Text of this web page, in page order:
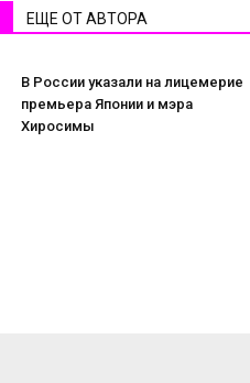
ЕЩЕ ОТ АВТОРА
В России указали на лицемерие
премьера Японии и мэра
Хиросимы